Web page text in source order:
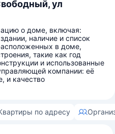
ул
о доме, включая:
наличие и список
в доме,
такие как год
и использованные
компании: её
и качество
по адресу